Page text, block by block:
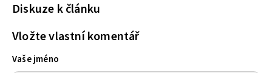
Diskuze k článku
Vložte vlastní komentář
Vaše jméno